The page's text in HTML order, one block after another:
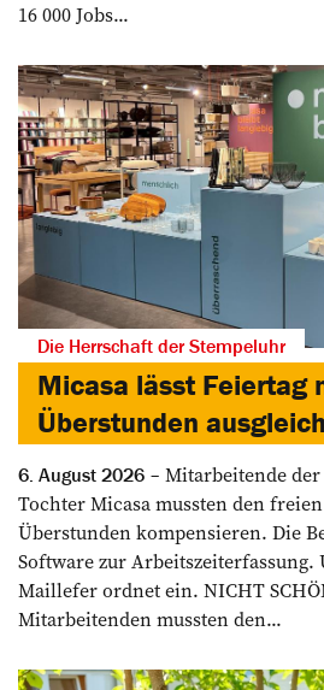
16 000 Jobs...
Die Herrschaft der Stempeluhr
Micasa lässt Feiertag
Überstunden
6. August 2026
Mitarbeitende
Tochter Micasa mussten den
Überstunden kompensieren. Die
Software zur
Maillefer ordnet ein. NICHT
Mitarbeitenden mussten den...